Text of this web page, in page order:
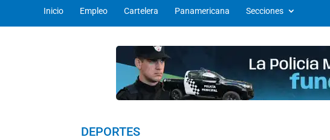
Inicio Empleo Cartelera Panamericana Secciones
DEPORTES